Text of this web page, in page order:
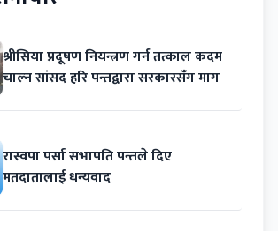
श्रीसिया प्रदूषण नियन्त्रण गर्न तत्काल कदम
चाल्न सांसद हरि पन्तद्वारा सरकारसँग माग
रास्वपा पर्सा सभापति पन्तले दिए
मतदातालाई धन्यवाद